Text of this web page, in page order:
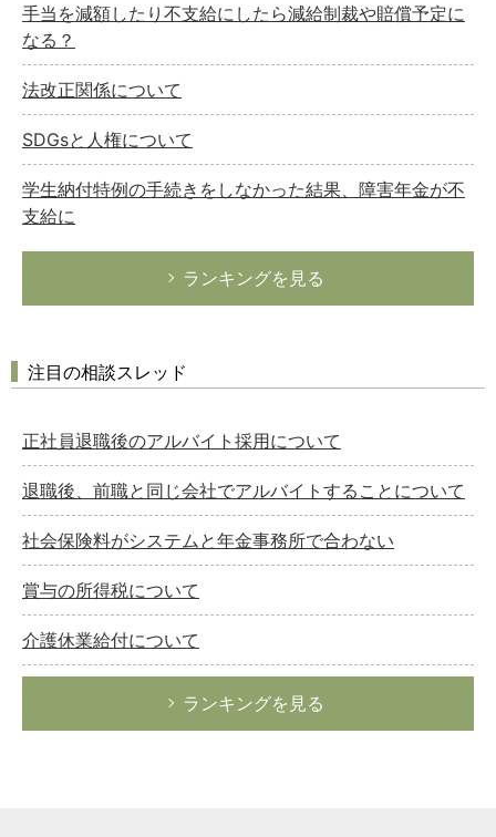
手当を減額したり不支給にしたら減給制裁や賠償予定に
なる？
法改正関係について
SDGsと人権について
学生納付特例の手続きをしなかった結果、障害年金が不
支給に
ランキングを見る
注目の相談スレッド
正社員退職後のアルバイト採用について
退職後、前職と同じ会社でアルバイトすることについて
社会保険料がシステムと年金事務所で合わない
賞与の所得税について
介護休業給付について
ランキングを見る